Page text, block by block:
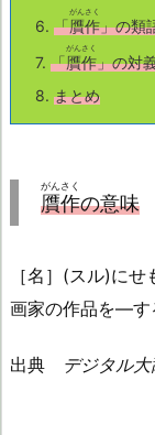
6. 「贋作
がんさく
」の類
7. 「贋作
がんさく
」の対
8. まとめ
贋作
がんさく
の意味
［名］(スル)に
画家の作品を—す
出典 デジタル大